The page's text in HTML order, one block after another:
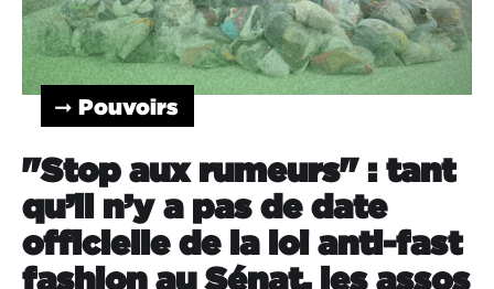
➞ Pouvoirs
"Stop aux rumeurs" : tant
qu’il n’y a pas de date
officielle de la loi anti-fast
fashion au Sénat, les assos